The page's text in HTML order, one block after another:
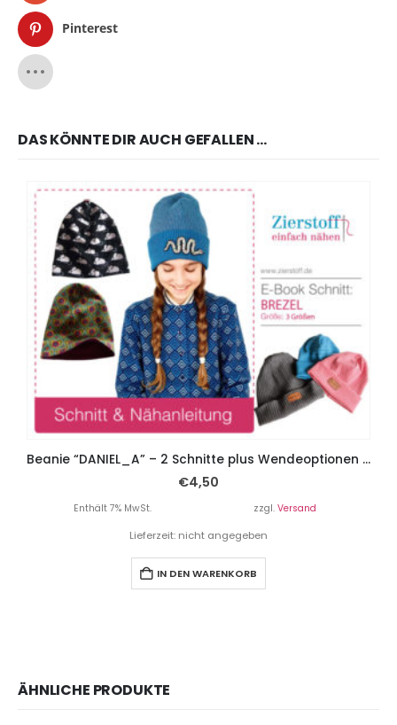
Pinterest
DAS KÖNNTE DIR AUCH GEFALLEN …
Beanie “DANIEL_A” – 2 Schnitte plus Wendeoptionen Gr. 45 – 57
€4,50
Enthält 7% MwSt. zzgl. Versand
Lieferzeit: nicht angegeben
IN DEN WARENKORB
ÄHNLICHE PRODUKTE